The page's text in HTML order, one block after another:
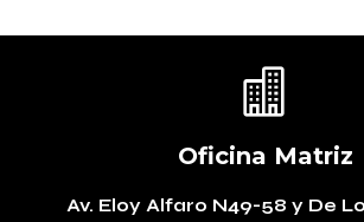

Oficina Matriz
Av. Eloy Alfaro N49-58 y De